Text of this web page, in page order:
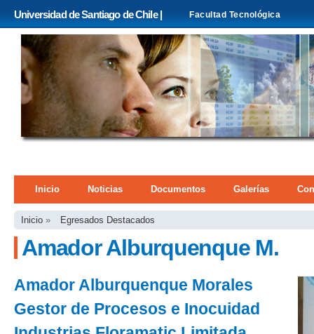
Universidad de Santiago de Chile | Facultad Tecnológica
Menú principal
Inicio Noticias Documentos Galerías
Se encuentra usted aquí
Inicio » Egresados Destacados
Amador Alburquenque M.
Amador Alburquenque Morales
Gestor de Procesos e Inocuidad